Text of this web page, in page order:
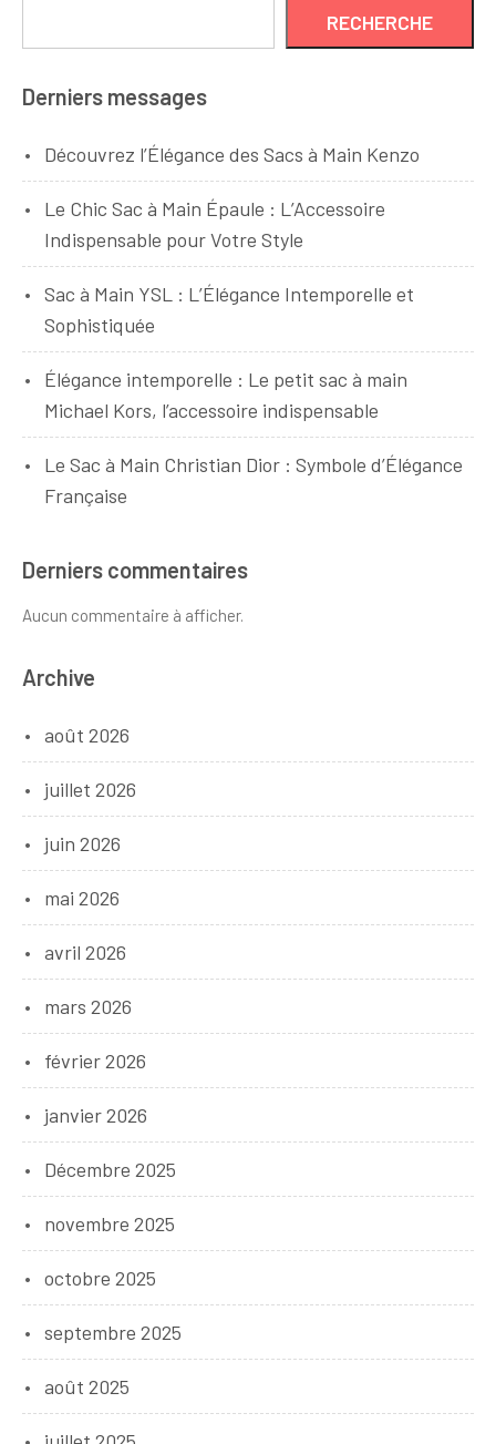
RECHERCHE
Derniers messages
Découvrez l’Élégance des Sacs à Main Kenzo
Le Chic Sac à Main Épaule : L’Accessoire
Indispensable pour Votre Style
Sac à Main YSL : L’Élégance Intemporelle et
Sophistiquée
Élégance intemporelle : Le petit sac à main
Michael Kors, l’accessoire indispensable
Le Sac à Main Christian Dior : Symbole d’Élégance
Française
Derniers commentaires
Aucun commentaire à afficher.
Archive
août 2026
juillet 2026
juin 2026
mai 2026
avril 2026
mars 2026
février 2026
janvier 2026
Décembre 2025
novembre 2025
octobre 2025
septembre 2025
août 2025